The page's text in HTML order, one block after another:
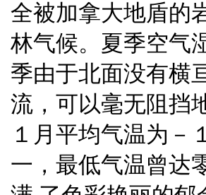
全被加拿大地盾的
林气候。夏季空气
季由于北面没有横
流，可以毫无阻挡
１月平均气温为－
一，最低气温曾达